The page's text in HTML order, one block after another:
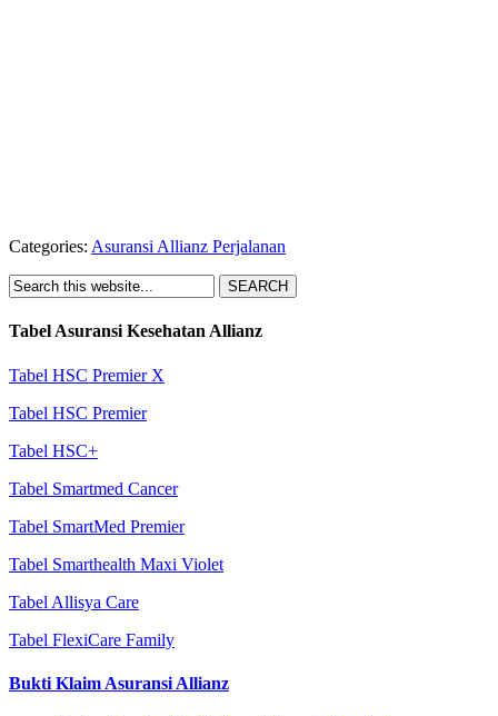
Categories: Asuransi Allianz Perjalanan
Tabel Asuransi Kesehatan Allianz
Tabel HSC Premier X
Tabel HSC Premier
Tabel HSC+
Tabel Smartmed Cancer
Tabel SmartMed Premier
Tabel Smarthealth Maxi Violet
Tabel Allisya Care
Tabel FlexiCare Family
Bukti Klaim Asuransi Allianz